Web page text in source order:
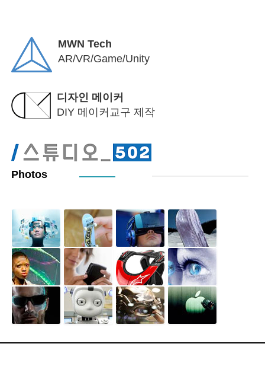
MWN Tech
AR/VR/Game/Unity
디자인 메이커
DIY 메이커교구 제작
Photos